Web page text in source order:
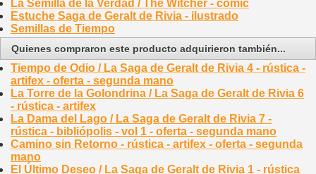
La Semilla de la Verdad / The Witcher - cómic
Estuche Saga de Geralt de Rivia - ilustrado
Semillas de Tiempo
Quienes compraron este producto adquirieron también...
Tiempo de Odio / La Saga de Geralt de Rivia 4 - rústica -
artifex - oferta - segunda mano
La Torre de la Golondrina / La Saga de Geralt de Rivia 6
- rústica - artifex
La Dama del Lago / La Saga de Geralt de Rivia 7 -
rústica - bibliópolis - vol 1 - oferta - segunda mano
Camino sin Retorno - rústica - artifex - oferta - segunda
mano
El Último Deseo / La Saga de Geralt de Rivia 1 - rústica